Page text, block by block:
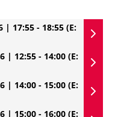
| 17:55 - 18:55 (E:
| 12:55 - 14:00 (E:
| 14:00 - 15:00 (E:
| 15:00 - 16:00 (E: